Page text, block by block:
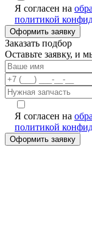
Я согласен на
политикой
Заказать подбор
Оставьте заявку, и
Я согласен на
политикой